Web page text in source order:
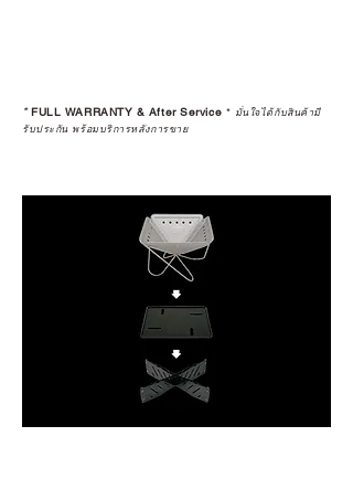
*FULL WARRANTY & After Service * มั่นใจได้กับสินค้ามี
รับประกัน พร้อมบริการหลังการขาย